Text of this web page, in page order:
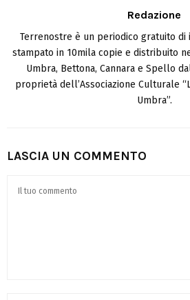
Redazione
Terrenostre è un periodico gratuito di
stampato in 10mila copie e distribuito
Umbra, Bettona, Cannara e Spello
proprietà dell’Associazione Culturale
Umbra”.
LASCIA UN COMMENTO